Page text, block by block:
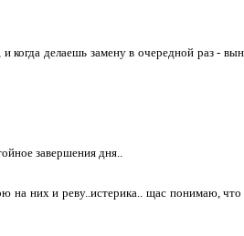
когда делаешь замену в очередной раз -
завершения дня..
на них и реву..истерика.. щас понимаю, что